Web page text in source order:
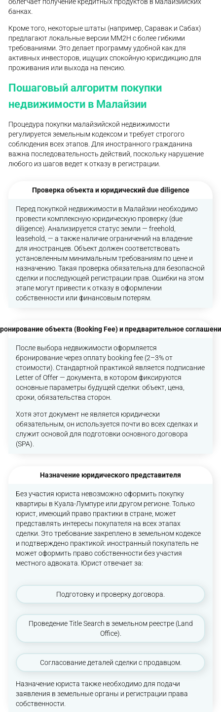
банках.
Кроме того, некоторые штаты (например, Саравак и Сабах)
предлагают локальные версии MM2H с более гибкими
требованиями. Это делает программу удобной как для
активных инвесторов, ищущих спокойную юрисдикцию для
проживания или выхода на пенсию.
Пошаговый алгоритм покупки
недвижимости в Малайзии
Процедура покупки малайзийской недвижимости
регулируется земельным кодексом и требует строгого
соблюдения всех этапов. Для иностранного гражданина
важна последовательность действий, поскольку нарушение
любого из шагов ведет к отказу в регистрации.
Проверка объекта и юридический due diligence
Перед покупкой недвижимости в Малайзии необходимо
провести комплексную юридическую проверку (due
diligence). Анализируется статус земли — freehold,
leasehold, — а также наличие ограничений на владение
для иностранцев. Объект должен соответствовать
установленным минимальным требованиям по цене и
назначению. Такая проверка обязательна для безопасной
сделки и последующей регистрации прав. Ошибки на этом
этапе могут привести к отказу в оформлении
собственности или финансовым потерям.
объекта (Booking Fee) и предварительное
После выбора недвижимости оформляется
бронирование через оплату booking fee (2–3% от
стоимости). Стандартной практикой является подписание
Letter of Offer — документа, в котором фиксируются
основные параметры будущей сделки: объект, цена,
сроки, обязательства сторон.
Хотя этот документ не является юридически
обязательным, он используется почти во всех сделках и
служит основой для подготовки основного договора
(SPA).
Назначение юридического представителя
Без участия юриста невозможно оформить покупку
квартиры в Куала-Лумпуре или другом регионе. Только
юрист, имеющий право практики в стране, может
представлять интересы покупателя на всех этапах
сделки. Это требование закреплено в земельном кодексе
и подтверждено практикой: иностранный покупатель не
может оформить право собственности без участия
местного адвоката. Юрист отвечает за:
Подготовку и проверку договора.
Проведение Title Search в земельном реестре (Land
Office).
Согласование деталей сделки с продавцом.
Назначение юриста также необходимо для подачи
заявления в земельные органы и регистрации права
собственности.